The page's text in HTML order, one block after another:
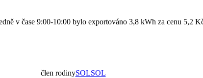
v čase 9:00-10:00 bylo exportováno 3,8 kWh za cenu
člen rodinySOLSOL